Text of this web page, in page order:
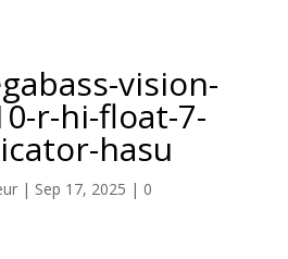
vision-
r-hi-float-7-
hasu
| Sep 17, 2025 | 0